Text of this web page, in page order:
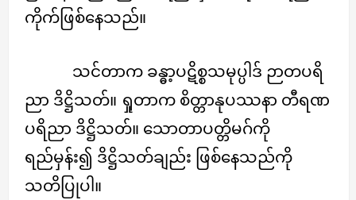
ကိုက်ဖြစ်နေသည်။
သင်တာက ခန္ဓာ့ပဋိစ္စသမုပ္ပါဒ် ဉာတပရိ
ညာ ဒိဋ္ဌိသတ်။ ရှုတာက စိတ္တာနုပဿနာ တီရဏ
ပရိညာ ဒိဋ္ဌိသတ်။ သောတာပတ္တိမဂ်ကို
ရည်မှန်း၍ ဒိဋ္ဌိသတ်ချည်း ဖြစ်နေသည်ကို
သတိပြုပါ။